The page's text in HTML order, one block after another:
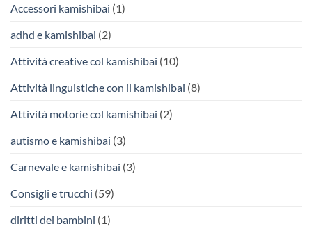
Accessori kamishibai (1)
adhd e kamishibai (2)
Attività creative col kamishibai (10)
Attività linguistiche con il kamishibai (8)
Attività motorie col kamishibai (2)
autismo e kamishibai (3)
Carnevale e kamishibai (3)
Consigli e trucchi (59)
diritti dei bambini (1)